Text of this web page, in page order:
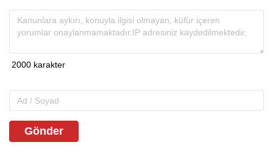
Gönder